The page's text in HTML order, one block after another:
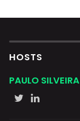
HOSTS
PAULO SILVEIRA